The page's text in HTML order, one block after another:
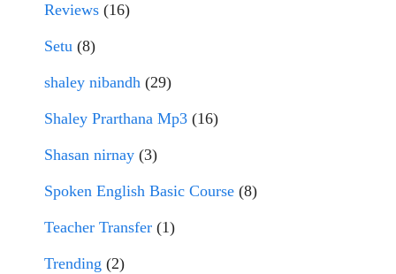
Reviews (16)
Setu (8)
shaley nibandh (29)
Shaley Prarthana Mp3 (16)
Shasan nirnay (3)
Spoken English Basic Course (8)
Teacher Transfer (1)
Trending (2)